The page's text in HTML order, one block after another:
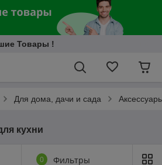
Товары !
Для дома, дачи и сада
кухни
0 Фильтры